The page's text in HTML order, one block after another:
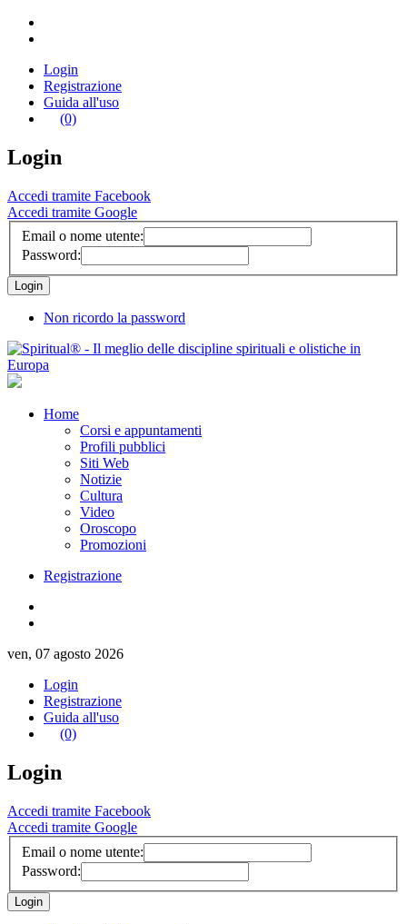
Login
Registrazione
Guida all'uso
(0)
Login
Accedi tramite Facebook
Accedi tramite Google
Email o nome utente:
Password:
Non ricordo la password
Home
Corsi e appuntamenti
Profili pubblici
Siti Web
Notizie
Cultura
Video
Oroscopo
Promozioni
Registrazione
ven, 07 agosto 2026
Login
Registrazione
Guida all'uso
(0)
Login
Accedi tramite Facebook
Accedi tramite Google
Email o nome utente:
Password: